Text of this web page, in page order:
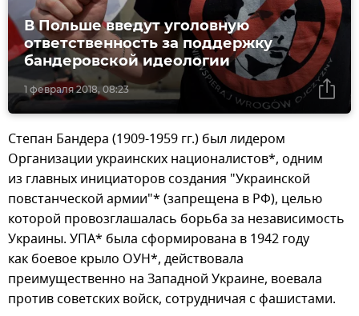
1 февраля 2018, 08:23
В Польше введут уголовную
ответственность за поддержку
бандеровской идеологии
Степан Бандера (1909-1959 гг.) был лидером
Организации украинских националистов*, одним
из главных инициаторов создания "Украинской
повстанческой армии"* (запрещена в РФ), целью
которой провозглашалась борьба за независимость
Украины. УПА* была сформирована в 1942 году
как боевое крыло ОУН*, действовала
преимущественно на Западной Украине, воевала
против советских войск, сотрудничая с фашистами.